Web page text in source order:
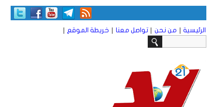
الرئيسية | من نحن | تواصل معنا | خريطة الموقع |